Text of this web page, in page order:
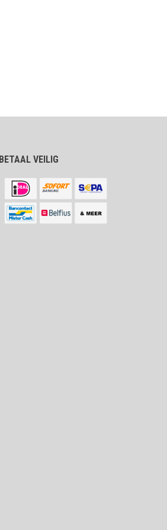
BETAAL VEILIG